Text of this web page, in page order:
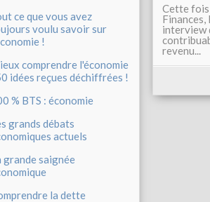
ce que vous avez
voulu savoir sur
!
comprendre l'économie
idées reçues déchiffrées !
% BTS : économie
grands débats
actuels
grande saignée
la dette
Cette
Finances,
interview
revenu...